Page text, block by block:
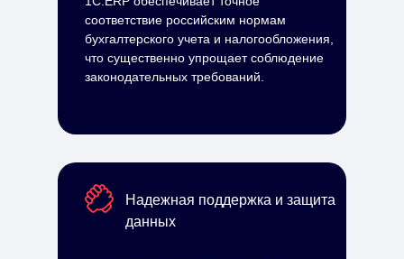
соответствие российским нормам
бухгалтерского учета и налогообложения,
что существенно упрощает соблюдение
законодательных требований.
Надежная поддержка и защита
данных